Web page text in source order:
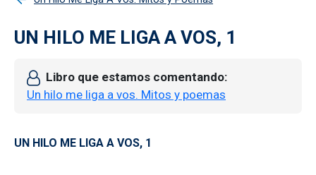
UN HILO ME LIGA A VOS, 1
Libro que estamos comentando
Un hilo me liga a vos. Mitos y poemas
UN HILO ME LIGA A VOS, 1